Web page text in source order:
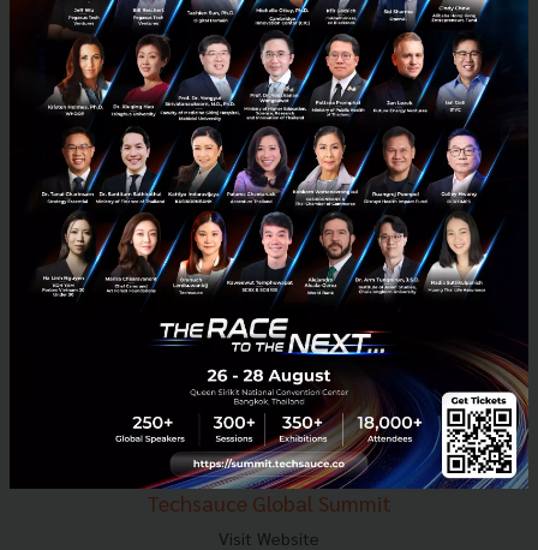
E-mail :contact@techsauce.co
Tel : 02-001-5375
Mobile : 06-4658-9500
Techsauce Media
About Techsauce
Techsauce Services
Privacy Policy
ส่งบทความ
Techsauce Global Summit
Visit Website